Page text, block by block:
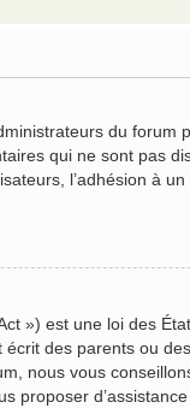
du
qui ne sont pas
l’adhésion à
») est une loi des
des parents ou
nous vous
proposer